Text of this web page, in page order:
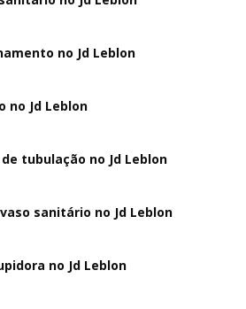
no Jd Leblon
no Jd Leblon
tubulação no Jd Leblon
sanitário no Jd Leblon
no Jd Leblon